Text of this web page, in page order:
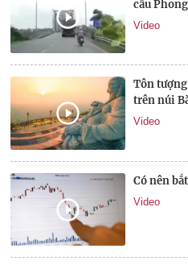
cầu
Video
Tôn
trên núi
Video
Có nên
Video